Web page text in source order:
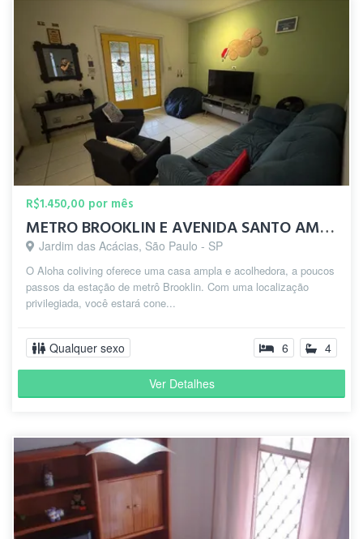
R$1.450,00 por mês
METRO BROOKLIN E AVENIDA SANTO AMARO - ALOHA COLIVING
Jardim das Acácias, São Paulo - SP
O Aloha coliving oferece uma casa ampla e acolhedora, a poucos
passos da estação de metrô Brooklin. Com uma localização
privilegiada, você estará cone...
Qualquer sexo 6 4
Ver Detalhes